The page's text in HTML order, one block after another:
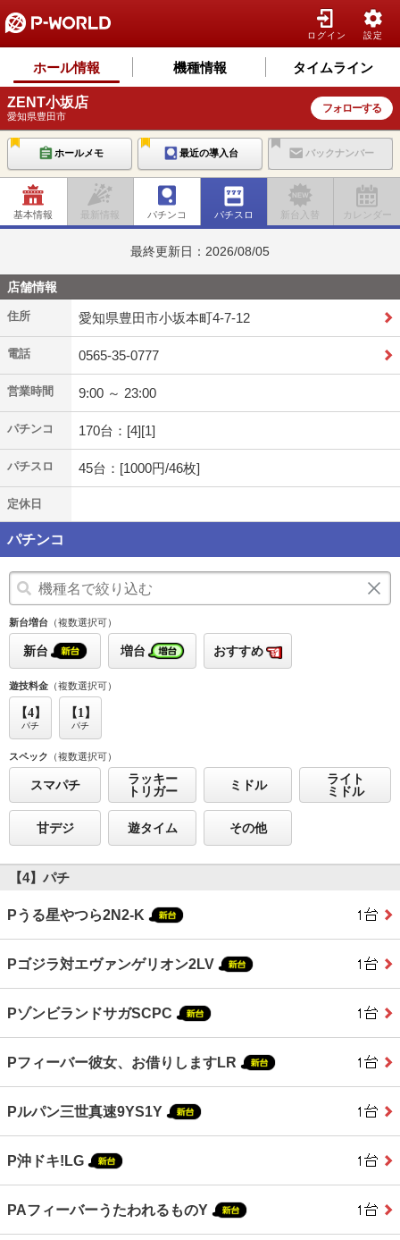
ログイン 設定
ホール情報 機種情報 タイムライン
ZENT小坂店
愛知県豊田市
フォローする
ホールメモ 最近の導入台 バックナンバー
基本情報 最新情報 パチンコ パチスロ 新台入替 カレンダー
最終更新日：2026/08/05
店舗情報
住所 愛知県豊田市小坂本町4-7-12
電話 0565-35-0777
営業時間 9:00 ～ 23:00
パチンコ 170台：[4][1]
パチスロ 45台：[1000円/46枚]
定休日
パチンコ
新台増台 （複数選択可）
新台 増台 おすすめ
遊技料金 （複数選択可）
【4】
パチ
【1】
パチ
スペック （複数選択可）
スマパチ
ラッキー
トリガー
ミドル
ライト
ミドル
甘デジ 遊タイム その他
【4】パチ
Pうる星やつら2N2-K
Pゴジラ対エヴァンゲリオン2LV
PゾンビランドサガSCPC
Pフィーバー彼女、お借りしますLR
Pルパン三世真速9YS1Y
P沖ドキ!LG
PAフィーバーうたわれるものY